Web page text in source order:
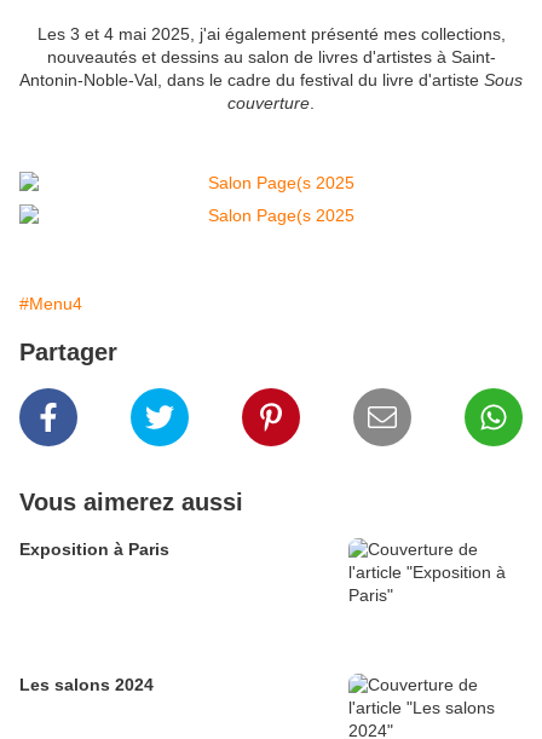
Les 3 et 4 mai 2025, j'ai également présenté mes collections,
nouveautés et dessins au salon de livres d'artistes à Saint-
Antonin-Noble-Val, dans le cadre du festival du livre d'artiste Sous
couverture
#Menu4
Partager
Vous aimerez aussi
Exposition à Paris
Les salons 2024